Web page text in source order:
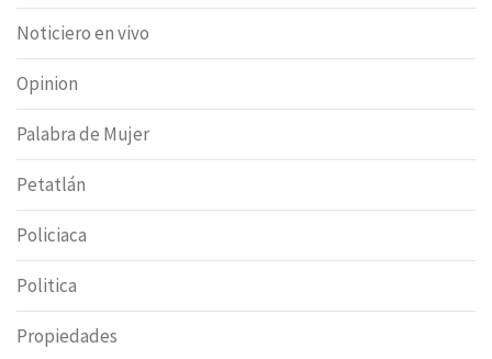
Noticiero en vivo
Opinion
Palabra de Mujer
Petatlán
Policiaca
Politica
Propiedades